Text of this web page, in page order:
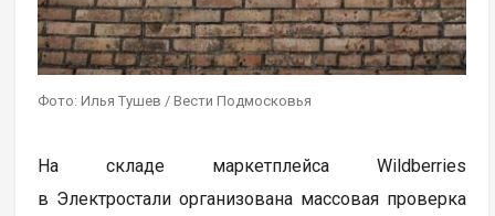
Фото: Илья Тушев / Вести Подмосковья
На складе маркетплейса Wildberries
в Электростали организована массовая проверка